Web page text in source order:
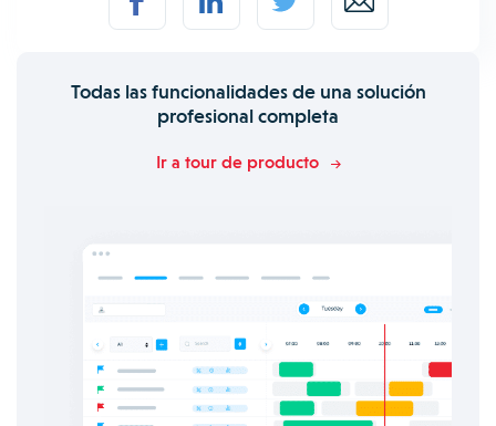
Todas las funcionalidades de una solución
profesional completa
Ir a tour de producto